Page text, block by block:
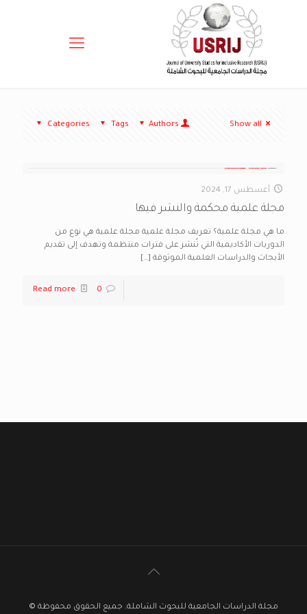
Categories Tags Authors Show all
أغسطس 17, 2024
مجلة علمية محكمة والنشر فيها
ما هي مجلة علمية؟ تعريف مجلة علمية مجلة علمية هي نوع من
الدوريات الأكاديمية التي تُنشر على فترات منتظمة وتهدف إلى تقديم
الأبحاث والدراسات العلمية الموثوقة […]
0
Read more
مجلة الدراسات الجامعية للبحوث الشاملة. جميع الحقوق محفوظة ©